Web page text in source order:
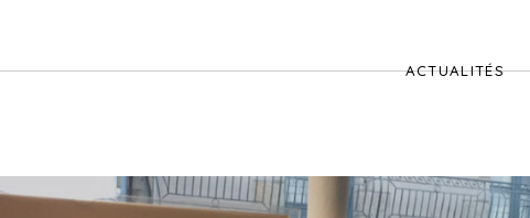
ACTUALITÉS